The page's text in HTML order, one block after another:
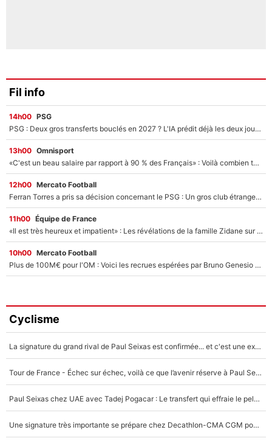
Fil info
14h00 PSG
PSG : Deux gros transferts bouclés en 2027 ? L'IA prédit déjà les deux joueurs qui pourraient rejoindre Luis Enrique !
13h00 Omnisport
«C'est un beau salaire par rapport à 90 % des Français» : Voilà combien touchait Nelson Monfort sur France Télévisions avant de rejoindre CNews
12h00 Mercato Football
Ferran Torres a pris sa décision concernant le PSG : Un gros club étranger prêt à relancer le feuilleton pour la signature du champion du monde 2026 !
11h00 Équipe de France
«Il est très heureux et impatient» : Les révélations de la famille Zidane sur sa prise de pouvoir en équipe de France !
10h00 Mercato Football
Plus de 100M€ pour l'OM : Voici les recrues espérées par Bruno Genesio et Grégory Lorenzi après l’opération dégraissage
Cyclisme
La signature du grand rival de Paul Seixas est confirmée... et c'est une excellente nouvelle pour l'équipe Decathlon-CMA CGM !
Tour de France - Échec sur échec, voilà ce que l’avenir réserve à Paul Seixas : «Tant qu’il y aura un Pogacar comme celui-là...»
Paul Seixas chez UAE avec Tadej Pogacar : Le transfert qui effraie le peloton, «c’est la pire des choses qui puisse arriver»
Une signature très importante se prépare chez Decathlon-CMA CGM pour aider Paul Seixas à gagner le Tour de France 2027